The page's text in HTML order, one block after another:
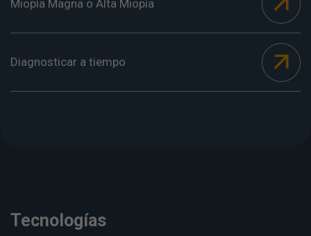
Miopía Magna o Alta Miopía
Diagnosticar a tiempo
Tecnologías